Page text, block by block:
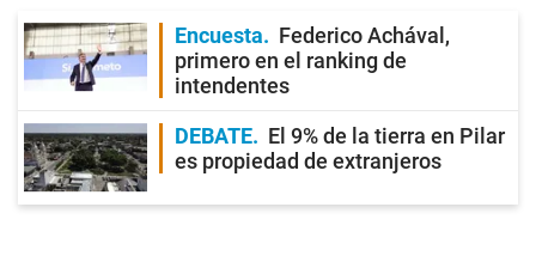
Encuesta
Federico Achával,
primero en el ranking de
intendentes
DEBATE
El 9% de la tierra en Pilar
es propiedad de extranjeros